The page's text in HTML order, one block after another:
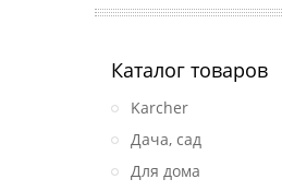
Каталог товаров
Karcher
Дача, сад
Для дома